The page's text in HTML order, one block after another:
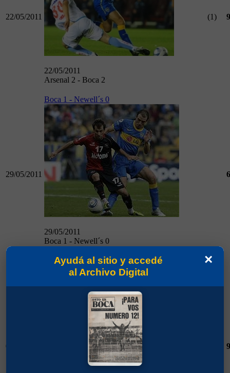
22/05/2011
22/05/2011
Arsenal 2 - Boca 2
(1)
29/05/2011
Boca 1 - Newell´s 0
29/05/2011
Boca 1 - Newell´s 0
05/06/2011
Quilmes 2 - Boca 2 ×
Ayudá al sitio y accedé
al Archivo Digital